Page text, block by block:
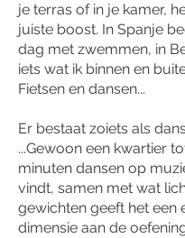
je terras of in je kamer,
juiste boost. In Spanje
dag met zwemmen, in
iets wat ik binnen en
Fietsen en dansen...
Er bestaat zoiets als
...Gewoon een kwartier
minuten dansen op
vindt, samen met wat
gewichten geeft het een
dimensie aan de